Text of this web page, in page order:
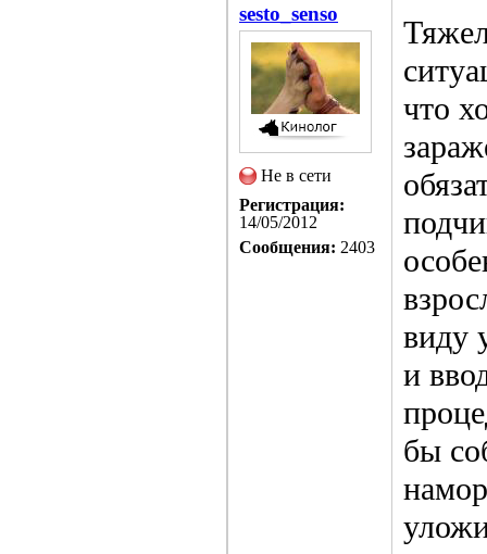
sesto_senso
Не в сети
Регистрация:
14/05/2012
Сообщения: 2403
что
виду
и
бы